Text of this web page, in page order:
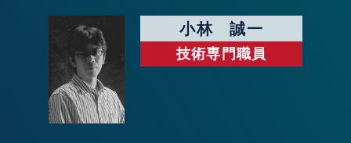
小林 誠一
技術専門職員